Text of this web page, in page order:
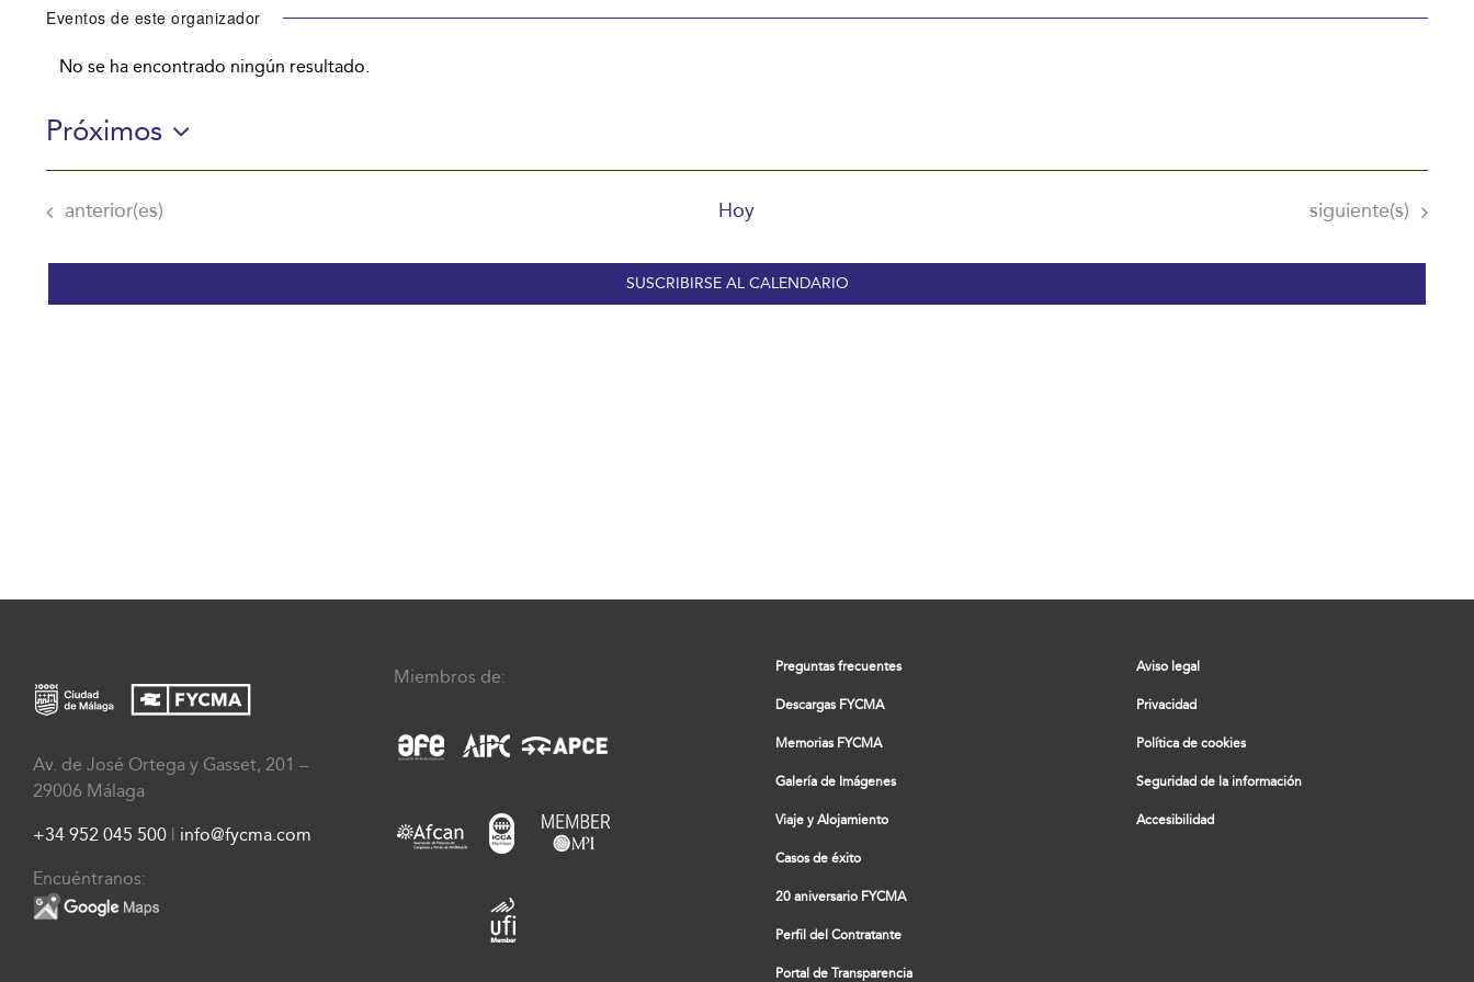
Eventos de este organizador
Aviso
No se ha encontrado ningún resultado.
Próximos
Selecciona
fecha.
Eventos
anterior(es) Hoy Eventos
siguiente(s)
SUSCRIBIRSE AL CALENDARIO
Av. de José Ortega y Gasset, 201 –
29006 Málaga
+34 952 045 500 | info@fycma.com
Encuéntranos:
Miembros de: Preguntas frecuentes
Descargas FYCMA
Memorias FYCMA
Galería de Imágenes
Viaje y Alojamiento
Casos de éxito
20 aniversario FYCMA
Perfil del Contratante
Portal de Transparencia
Aviso legal
Privacidad
Política de cookies
Seguridad de la información
Accesibilidad